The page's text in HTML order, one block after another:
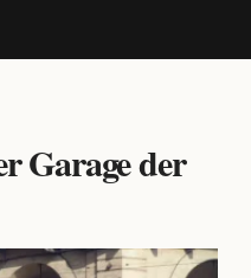
Garage der